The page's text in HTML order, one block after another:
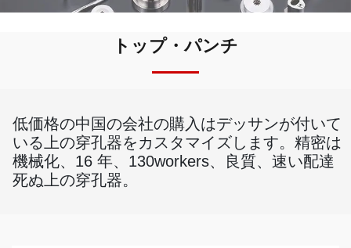
トップ・パンチ
低価格の中国の会社の購入はデッサンが付いて
いる上の穿孔器をカスタマイズします。精密は
機械化、16 年、130workers、良質、速い配達
死ぬ上の穿孔器。